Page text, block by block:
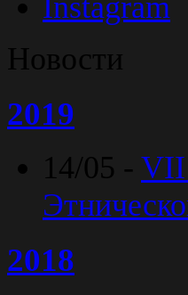
Instagram
Новости
2019
14/05 - VII
2018